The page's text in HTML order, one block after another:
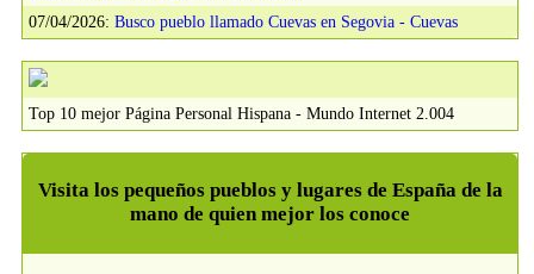
07/04/2026: Busco pueblo llamado Cuevas en Segovia - Cuevas
Top 10 mejor Página Personal Hispana - Mundo Internet 2.004
Visita los pequeños pueblos y lugares de España de la
mano de quien mejor los conoce